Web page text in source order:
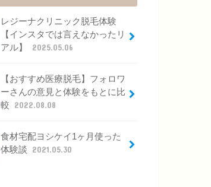
レジーナクリニック脱毛体験
【インスタでは言えなかったリ
アル】
2025.05.06
【おすすめ医療脱毛】フォロワ
ーさんの意見と体験をもとに比
較
2022.08.08
食材宅配ヨシケイ1ヶ月使った
体験談
2021.05.30